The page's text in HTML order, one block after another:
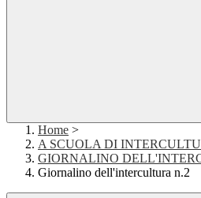
Home >
A SCUOLA DI
GIORNALINO
Giornalino dell'intercultura n.2